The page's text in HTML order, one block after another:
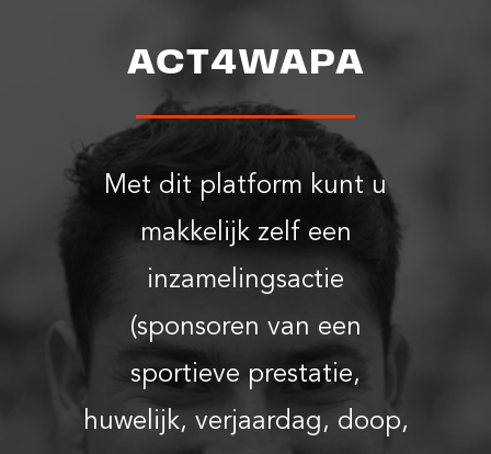
ACT4WAPA
Met dit platform kunt u
makkelijk zelf een
inzamelingsactie
(sponsoren van een
sportieve prestatie,
huwelijk, verjaardag, doop,